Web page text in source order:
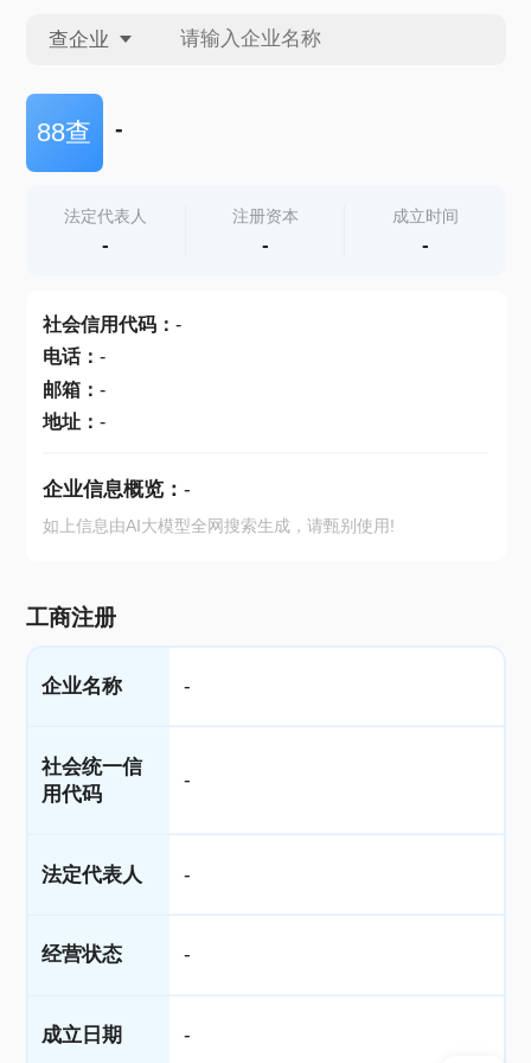
查企业
查企业
查产地
88查 -
法定代表人
-
注册资本
-
成立时间
-
社会信用代码： -
电话： -
邮箱： -
地址： -
企业信息概览： -
如上信息由AI大模型全网搜索生成，请甄别使用!
工商注册
企业名称 -
社会统一信
用代码
-
法定代表人 -
经营状态 -
成立日期 -